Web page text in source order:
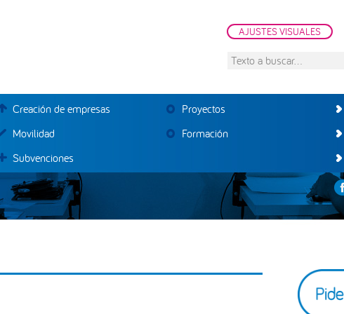
AJUSTES VISUALES
Texto
Creación de empresas
Movilidad
Subvenciones
Proyectos
Formación
Barra
lateral